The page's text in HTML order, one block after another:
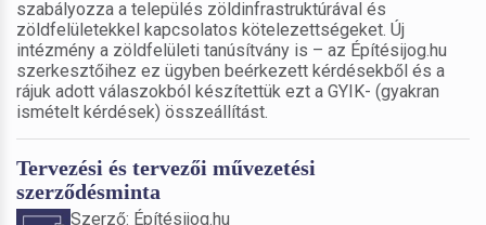
szabályozza a település zöldinfrastruktúrával és
zöldfelületekkel kapcsolatos kötelezettségeket. Új
intézmény a zöldfelületi tanúsítvány is – az Építésijog.hu
szerkesztőihez ez ügyben beérkezett kérdésekből és a
rájuk adott válaszokból készítettük ezt a GYIK- (gyakran
ismételt kérdések) összeállítást.
Tervezési és tervezői művezetési
szerződésminta
Szerző: Építésijog.hu